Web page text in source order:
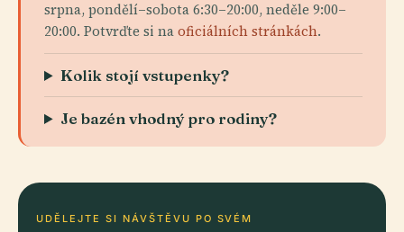
srpna, pondělí–sobota 6:30–20:00, neděle 9:00–
20:00. Potvrďte si naoficiálních stránkách.
Kolik stojí vstupenky?
Je bazén vhodný pro rodiny?
UDĚLEJTE SI NÁVŠTĚVU PO SVÉM